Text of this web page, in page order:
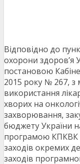
Відповідно до
охорони здоров’я
постановою
2015 року № 267, з
використання
хворих на
захворювання,
бюджету України
програмою КПКВК
заходів окремих
заходів